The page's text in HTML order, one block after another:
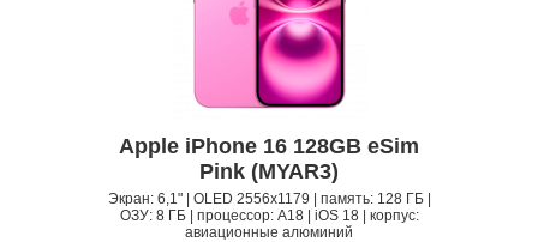
Apple iPhone 16 128GB eSim
Pink (MYAR3)
Экран: 6,1" | OLED 2556x1179 | память: 128 ГБ |
ОЗУ: 8 ГБ | процессор: A18 | iOS 18 | корпус:
авиационные алюминий